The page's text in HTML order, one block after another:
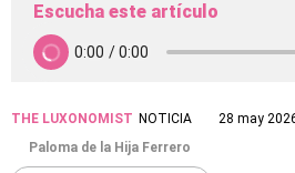
Escucha este artículo
THE LUXONOMIST NOTICIA
28 may
Paloma de la Hija Ferrero